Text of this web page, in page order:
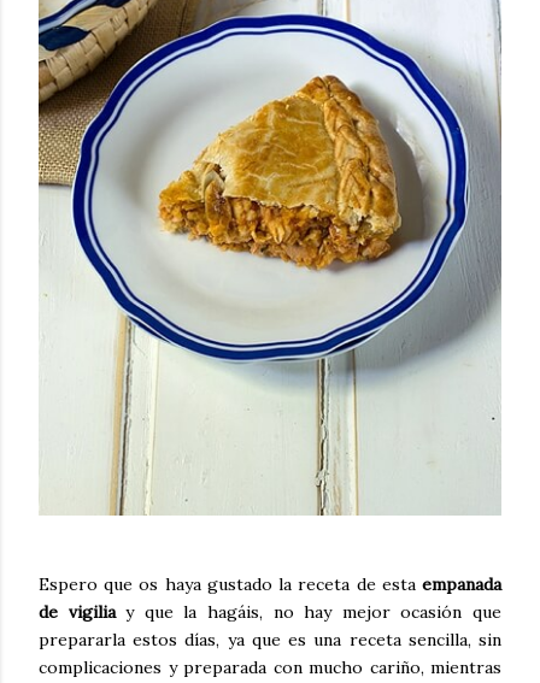
Espero que os haya gustado la receta de esta empanada
de vigiliay que la hagáis, no hay mejor ocasión que
prepararla estos días, ya que es una receta sencilla, sin
complicaciones y preparada con mucho cariño, mientras